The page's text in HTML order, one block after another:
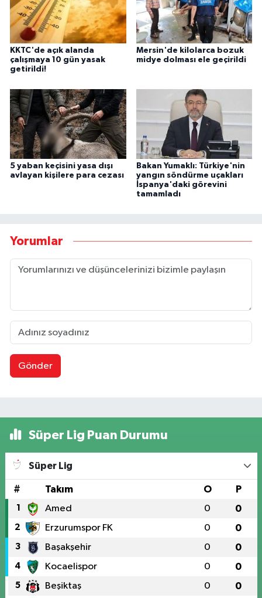
KKTC'de açık alanda
çalışmaya 10 gün yasak
getirildi!
Mersin'de kilolarca bozuk
midye dolması ele geçirildi
5 yaban keçisini yasa dışı
avlayan kişilere para cezası
Bakan Yumaklı: Türkiye'nin
yangın söndürme uçakları
İspanya'daki görevini
tamamladı
Yorumlar
Gönder
Süper Lig Puan Durumu
Süper Lig
# Takım O P
1 Amed 0 0
2 Erzurumspor FK 0 0
3 Başakşehir 0 0
4 Kocaelispor 0 0
5 Beşiktaş 0 0